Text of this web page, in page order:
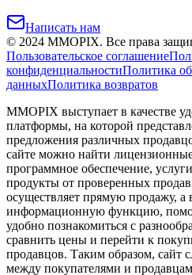
Написать нам
© 2024 MMOPIX. Все права
Пользовательское соглашение
конфиденциальностиПолитика
данныхПолитика возвратов
MMOPIX выступает в качестве
платформы, на которой
предложения различных
сайте можно найти
программное обеспечение,
продукты от проверенных
осуществляет прямую продажу, а
информационную функцию,
удобно познакомиться с
сравнить цены и перейти к
продавцов. Таким образом, сайт
между покупателями и